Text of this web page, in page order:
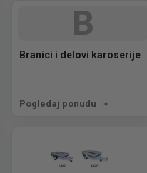
B
Branici i delovi karoserije
Pogledaj ponudu